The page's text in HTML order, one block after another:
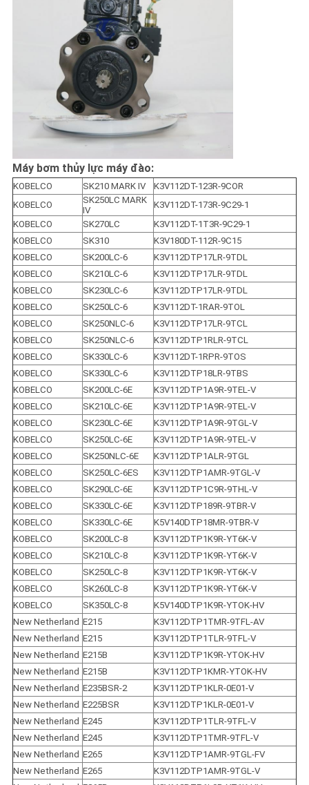
Máy bơm thủy lực máy đào:
KOBELCO SK210 MARK IV
K3V112DT-123R-9COR
KOBELCO
SK250LC MARK
IV
K3V112DT-173R-9C29-1
KOBELCO
SK270LC
K3V112DT-1T3R-9C29-1
KOBELCO
SK310
K3V180DT-112R-9C15
KOBELCO
SK200LC-6
K3V112DTP17LR-9TDL
KOBELCO
SK210LC-6
K3V112DTP17LR-9TDL
KOBELCO
SK230LC-6
K3V112DTP17LR-9TDL
KOBELCO
SK250LC-6
K3V112DT-1RAR-9TOL
KOBELCO
SK250NLC-6
K3V112DTP17LR-9TCL
KOBELCO
SK250NLC-6
K3V112DTP1RLR-9TCL
KOBELCO
SK330LC-6
K3V112DT-1RPR-9TOS
KOBELCO
SK330LC-6
K3V112DTP18LR-9TBS
KOBELCO
SK200LC-6E
K3V112DTP1A9R-9TEL-V
KOBELCO
SK210LC-6E
K3V112DTP1A9R-9TEL-V
KOBELCO
SK230LC-6E
K3V112DTP1A9R-9TGL-V
KOBELCO
SK250LC-6E
K3V112DTP1A9R-9TEL-V
KOBELCO
SK250NLC-6E
K3V112DTP1ALR-9TGL
KOBELCO
SK250LC-6ES
K3V112DTP1AMR-9TGL-V
KOBELCO
SK290LC-6E
K3V112DTP1C9R-9THL-V
KOBELCO
SK330LC-6E
K3V112DTP189R-9TBR-V
KOBELCO
SK330LC-6E
K5V140DTP18MR-9TBR-V
KOBELCO
SK200LC-8
K3V112DTP1K9R-YT6K-V
KOBELCO
SK210LC-8
K3V112DTP1K9R-YT6K-V
KOBELCO
SK250LC-8
K3V112DTP1K9R-YT6K-V
KOBELCO
SK260LC-8
K3V112DTP1K9R-YT6K-V
KOBELCO
SK350LC-8
K5V140DTP1K9R-YTOK-HV
New Netherland E215
K3V112DTP1TMR-9TFL-AV
New Netherland E215
K3V112DTP1TLR-9TFL-V
New Netherland E215B
K3V112DTP1K9R-YTOK-HV
New Netherland E215B
K3V112DTP1KMR-YTOK-HV
New Netherland E235BSR-2
K3V112DTP1KLR-0E01-V
New Netherland E225BSR
K3V112DTP1KLR-0E01-V
New Netherland E245
K3V112DTP1TLR-9TFL-V
New Netherland E245
K3V112DTP1TMR-9TFL-V
New Netherland E265
K3V112DTP1AMR-9TGL-FV
New Netherland E265
K3V112DTP1AMR-9TGL-V